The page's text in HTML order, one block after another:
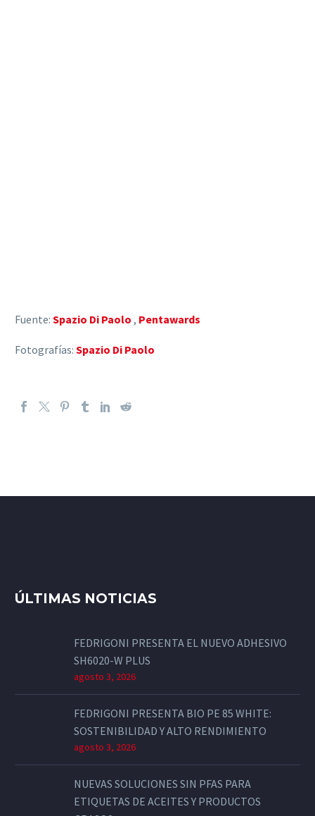
Fuente: Spazio Di Paolo , Pentawards
Fotografías: Spazio Di Paolo
ÚLTIMAS NOTICIAS
FEDRIGONI PRESENTA EL NUEVO ADHESIVO
SH6020-W PLUS
agosto 3, 2026
FEDRIGONI PRESENTA BIO PE 85 WHITE:
SOSTENIBILIDAD Y ALTO RENDIMIENTO
agosto 3, 2026
NUEVAS SOLUCIONES SIN PFAS PARA
ETIQUETAS DE ACEITES Y PRODUCTOS